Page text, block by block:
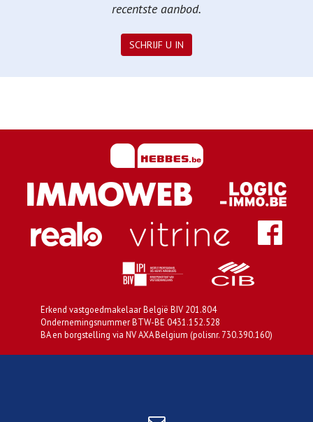
recentste aanbod.
SCHRIJF U IN
Erkend vastgoedmakelaar België BIV 201.804
Ondernemingsnummer BTW-BE 0431.152.528
BA en borgstelling via NV AXA Belgium (polisnr. 730.390.160)